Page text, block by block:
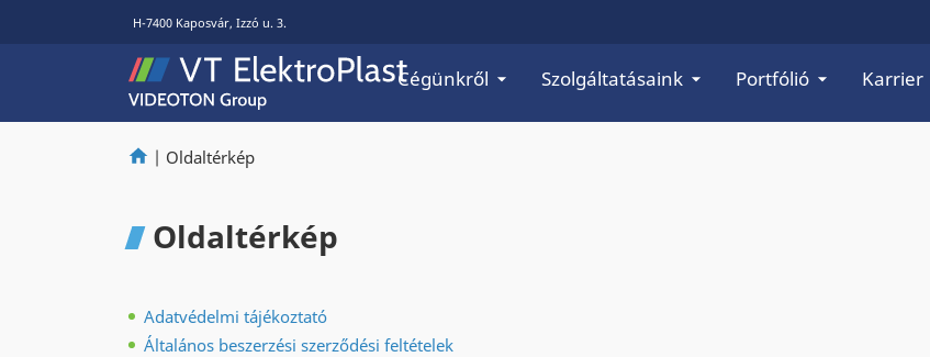
H-7400 Kaposvár, Izzó u. 3.
Cégünkről Szolgáltatásaink Portfólió Karrier
| Oldaltérkép
Oldaltérkép
Adatvédelmi tájékoztató
Általános beszerzési szerződési feltételek